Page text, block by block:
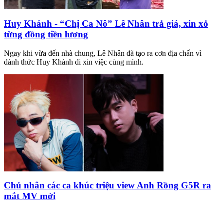
Huy Khánh - “Chị Ca Nô” Lê Nhân trả giá, xin xỏ
từng đồng tiền lương
Ngay khi vừa đến nhà chung, Lê Nhân đã tạo ra cơn địa chấn vì
đánh thức Huy Khánh đi xin việc cùng mình.
Chủ nhân các ca khúc triệu view Anh Rồng G5R ra
mắt MV mới